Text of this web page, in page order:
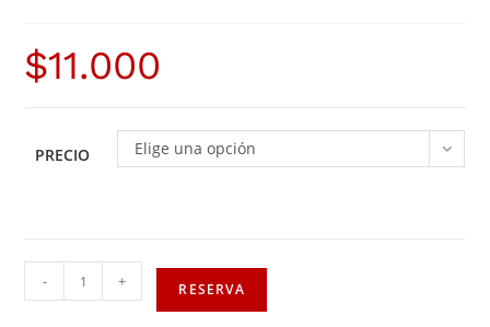
$11.000
PRECIO Elige una opción
- + RESERVA